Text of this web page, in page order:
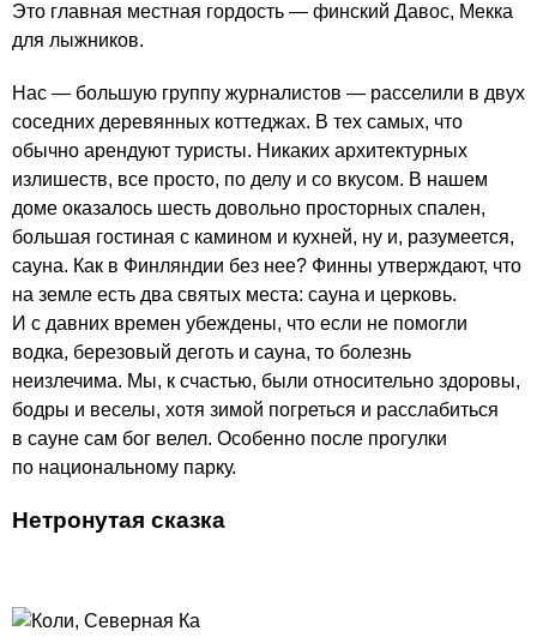
Это главная местная гордость — финский Давос, Мекка
для лыжников.
Нас — большую группу журналистов — расселили в двух
соседних деревянных коттеджах. В тех самых, что
обычно арендуют туристы. Никаких архитектурных
излишеств, все просто, по делу и со вкусом. В нашем
доме оказалось шесть довольно просторных спален,
большая гостиная с камином и кухней, ну и, разумеется,
сауна. Как в Финляндии без нее? Финны утверждают, что
на земле есть два святых места: сауна и церковь.
И с давних времен убеждены, что если не помогли
водка, березовый деготь и сауна, то болезнь
неизлечима. Мы, к счастью, были относительно здоровы,
бодры и веселы, хотя зимой погреться и расслабиться
в сауне сам бог велел. Особенно после прогулки
по национальному парку.
Нетронутая сказка